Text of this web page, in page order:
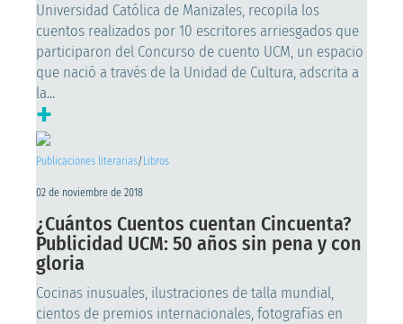
Universidad Católica de Manizales, recopila los
cuentos realizados por 10 escritores arriesgados que
participaron del Concurso de cuento UCM, un espacio
que nació a través de la Unidad de Cultura, adscrita a
la...
+
Publicaciones literarias/ Libros
02 de noviembre de 2018
¿Cuántos Cuentos cuentan Cincuenta?
Publicidad UCM: 50 años sin pena y con
gloria
Cocinas inusuales, ilustraciones de talla mundial,
cientos de premios internacionales, fotografías en